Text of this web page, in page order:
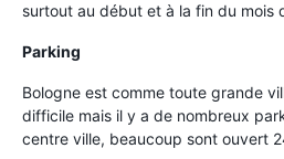
surtout au début et à la fin du mois
Parking
Bologne est comme toute grande
difficile mais il y a de nombreux
centre ville, beaucoup sont ouvert